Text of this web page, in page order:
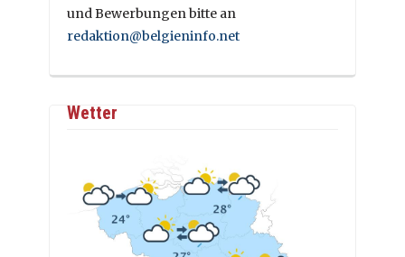
und Bewerbungen bitte an
redaktion@belgieninfo.net
Wetter